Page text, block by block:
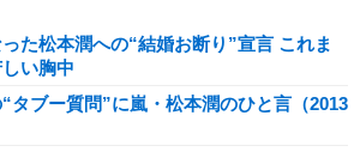
た松本潤への“結婚お断り”宣言 これま
い胸中
“タブー質問”に嵐・松本潤のひと言（2013